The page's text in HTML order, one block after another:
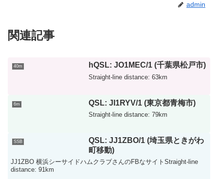
admin
関連記事
40m hQSL: JO1MEC/1 (千葉県松戸市)
Straight-line distance: 63km
6m QSL: JI1RYV/1 (東京都青梅市)
Straight-line distance: 79km
SSB
QSL: JJ1ZBO/1 (埼玉県ときがわ
町移動)
JJ1ZBO 横浜シーサイドハムクラブさんのFBなサイトStraight-line
distance: 91km